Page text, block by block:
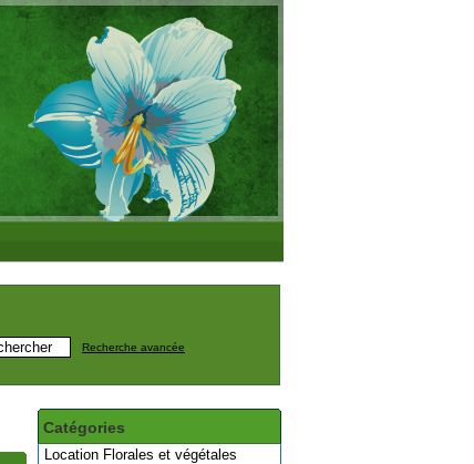
Recherche avancée
Catégories
Location Florales et végétales